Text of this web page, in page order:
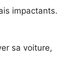
impactants.
sa voiture,